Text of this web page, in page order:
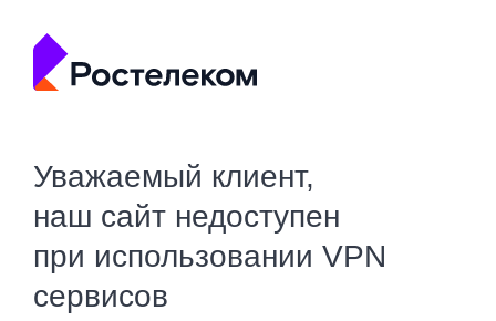
Уважаемый клиент,
наш сайт недоступен
при использовании VPN
сервисов